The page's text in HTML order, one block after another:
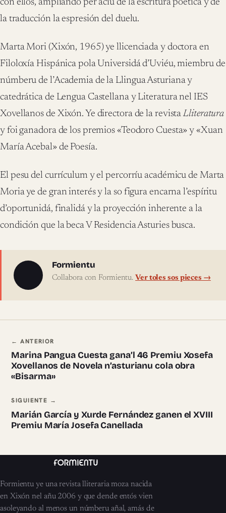
con ellos, ampliando per aciu de la escritura poética y de
la traducción la espresión del duelu.
Marta Mori (Xixón, 1965) ye llicenciada y doctora en
Filoloxía Hispánica pola Universidá d’Uviéu, miembru de
númberu de l’Academia de la Llingua Asturiana y
catedrática de Lengua Castellana y Literatura nel IES
Xovellanos de Xixón. Ye directora de la revistaLliteratura
y foi ganadora de los premios «Teodoro Cuesta» y «Xuan
María Acebal» de Poesía.
El pesu del currículum y el percorríu académicu de Marta
Moria ye de gran interés y la so figura encarna l’espíritu
d’oportunidá, finalidá y la proyección inherente a la
condición que la beca V Residencia Asturies busca.
Sobre l'autor
Formientu
Collabora con Formientu.Ver toles sos pieces →
Navegación ente pieces
← ANTERIOR
Marina Pangua Cuesta gana’l 46 Premiu Xosefa
Xovellanos de Novela n’asturianu cola obra
«Bisarma»
SIGUIENTE →
Marián García y Xurde Fernández ganen el XVIII
Premiu María Josefa Canellada
Formientu ye una revista lliteraria moza nacida
en Xixón nel añu 2006 y que dende entós vien
asoleyando al menos un númberu añal, amás de